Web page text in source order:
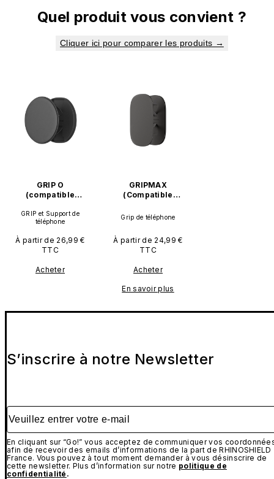
Quel produit vous convient ?
Cliquer ici pour comparer les produits →
GRIP O
(compatible
GRIP et Support de
téléphone
À partir de 26,99 €
TTC
Acheter
GRIPMAX
(Compatible
Grip de téléphone
À partir de 24,99 €
TTC
Acheter
En savoir plus
S’inscrire à notre Newsletter
Veuillez entrer votre e-mail
En cliquant sur “Go!” vous acceptez de communiquer vos
afin de recevoir des emails d’informations de la part de RHINOSHIELD
France. Vous pouvez à tout moment demander à vous désinscrire de
cette newsletter. Plus d’information sur notre politique de
confidentialité .